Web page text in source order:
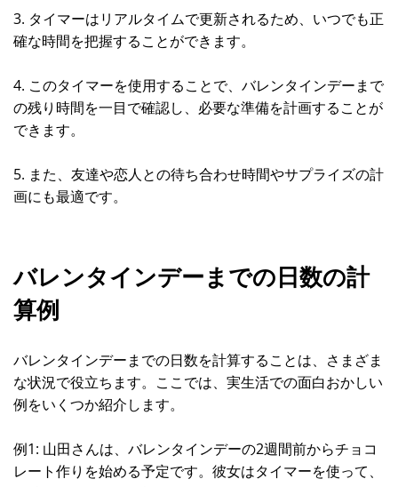
3. タイマーはリアルタイムで更新されるため、いつでも正
確な時間を把握することができます。
4. このタイマーを使用することで、バレンタインデーまで
の残り時間を一目で確認し、必要な準備を計画することが
できます。
5. また、友達や恋人との待ち合わせ時間やサプライズの計
画にも最適です。
バレンタインデーまでの日数の計
算例
バレンタインデーまでの日数を計算することは、さまざま
な状況で役立ちます。ここでは、実生活での面白おかしい
例をいくつか紹介します。
例1: 山田さんは、バレンタインデーの2週間前からチョコ
レート作りを始める予定です。彼女はタイマーを使って、